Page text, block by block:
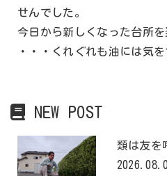
せんでした。
今日から新しくなった台所を
・・・くれぐれも油には気
NEW POST
類は友を